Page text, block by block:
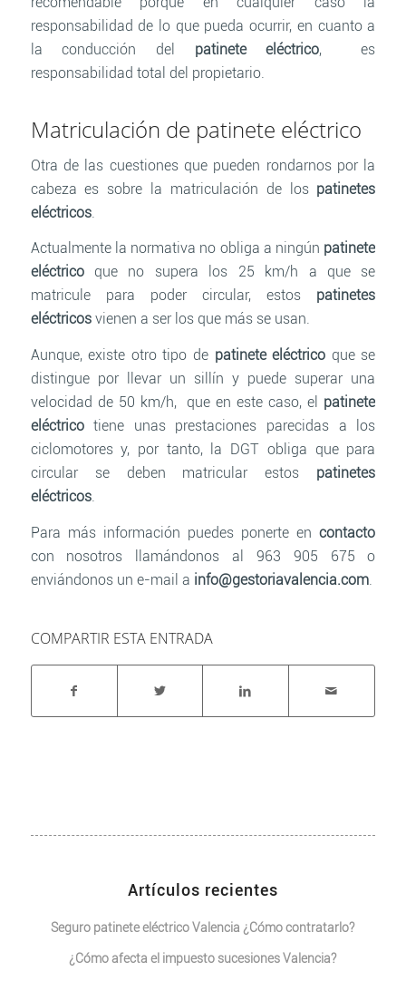
responsabilidad de lo que pueda ocurrir, en cuanto a
la conducción del patinete eléctrico, es
responsabilidad total del propietario.
Matriculación de patinete eléctrico
Otra de las cuestiones que pueden rondarnos por la
cabeza es sobre la matriculación de los patinetes
eléctricos.
Actualmente la normativa no obliga a ningún patinete
eléctricoque no supera los 25 km/h a que se
matricule para poder circular, estos patinetes
eléctricosvienen a ser los que más se usan.
Aunque, existe otro tipo de patinete eléctrico que se
distingue por llevar un sillín y puede superar una
velocidad de 50 km/h, que en este caso, el patinete
eléctricotiene unas prestaciones parecidas a los
ciclomotores y, por tanto, la DGT obliga que para
circular se deben matricular estos patinetes
eléctricos.
Para más información puedes ponerte encontacto
con nosotros llamándonos al 963 905 675 o
enviándonos un e-mail a info@gestoriavalencia.com.
COMPARTIR ESTA ENTRADA
Artículos recientes
Seguro patinete eléctrico Valencia ¿Cómo contratarlo?
¿Cómo afecta el impuesto sucesiones Valencia?